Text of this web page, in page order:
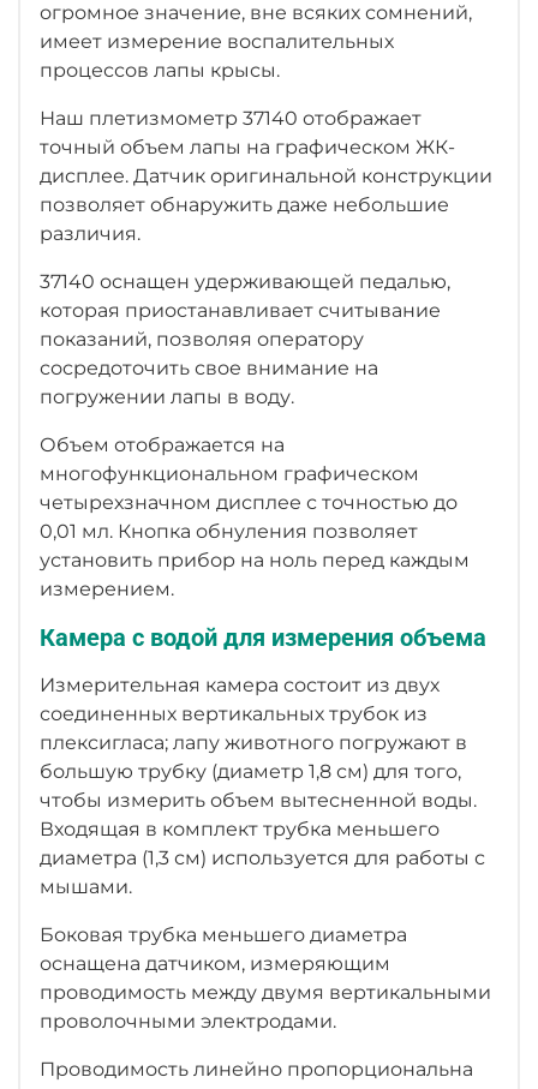
огромное значение, вне всяких сомнений,
имеет измерение воспалительных
процессов лапы крысы.
Наш плетизмометр 37140 отображает
точный объем лапы на графическом ЖК-
дисплее. Датчик оригинальной конструкции
позволяет обнаружить даже небольшие
различия.
37140 оснащен удерживающей педалью,
которая приостанавливает считывание
показаний, позволяя оператору
сосредоточить свое внимание на
погружении лапы в воду.
Объем отображается на
многофункциональном графическом
четырехзначном дисплее с точностью до
0,01 мл. Кнопка обнуления позволяет
установить прибор на ноль перед каждым
измерением.
Камера с водой для измерения объема
Измерительная камера состоит из двух
соединенных вертикальных трубок из
плексигласа; лапу животного погружают в
большую трубку (диаметр 1,8 см) для того,
чтобы измерить объем вытесненной воды.
Входящая в комплект трубка меньшего
диаметра (1,3 см) используется для работы с
мышами.
Боковая трубка меньшего диаметра
оснащена датчиком, измеряющим
проводимость между двумя вертикальными
проволочными электродами.
Проводимость линейно пропорциональна